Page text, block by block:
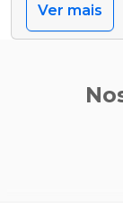
Ver mais